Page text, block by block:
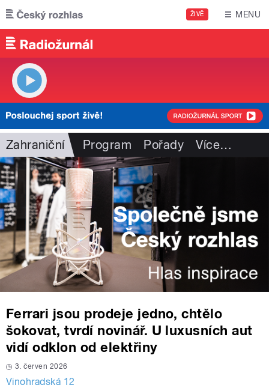
Přejít k hlavnímu obsahu
ŽIVĚ MENU
Zahraniční Program Pořady Více…
Ferrari jsou prodeje jedno, chtělo
šokovat, tvrdí novinář. U luxusních aut
vidí odklon od elektřiny
3. červen 2026
Vinohradská 12